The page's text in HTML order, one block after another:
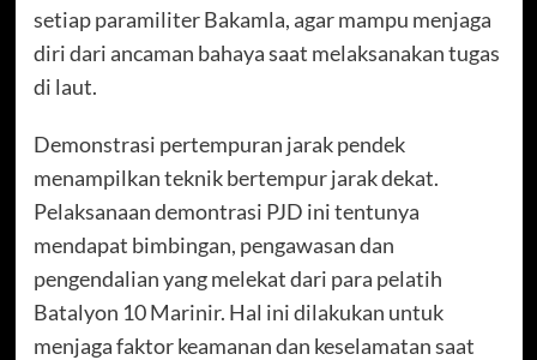
setiap paramiliter Bakamla, agar mampu menjaga
diri dari ancaman bahaya saat melaksanakan tugas
di laut.
Demonstrasi pertempuran jarak pendek
menampilkan teknik bertempur jarak dekat.
Pelaksanaan demontrasi PJD ini tentunya
mendapat bimbingan, pengawasan dan
pengendalian yang melekat dari para pelatih
Batalyon 10 Marinir. Hal ini dilakukan untuk
menjaga faktor keamanan dan keselamatan saat